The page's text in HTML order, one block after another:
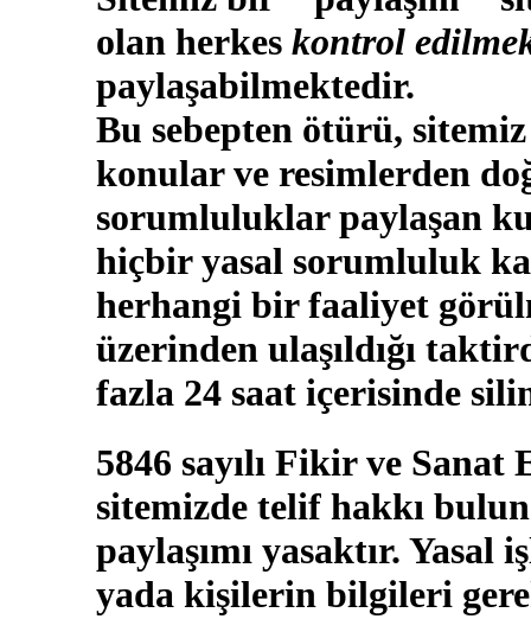
olan herkeskontrol
paylaşabilmektedir.
Bu sebepten ötürü,
konular ve resimlerden
sorumluluklar paylaşan
hiçbir yasal sorumluluk
herhangi bir faaliyet
üzerinden ulaşıldığı
fazla 24 saat içerisinde
5846 sayılı Fikir ve
sitemizde telif hakkı
paylaşımı yasaktır. Yasal
yada kişilerin bilgileri